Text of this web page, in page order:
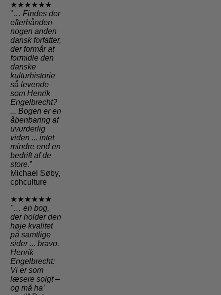
★★★★★★
”… Findes der
efterhånden
nogen anden
dansk forfatter,
der formår at
formidle den
danske
kulturhistorie
så levende
som Henrik
Engelbrecht?
... Bogen er en
åbenbaring af
uvurderlig
viden ... intet
mindre end en
bedrift af de
store.”
Michael Søby,
cphculture
★★★★★★
"… en bog,
der holder den
høje kvalitet
på samtlige
sider ... bravo,
Henrik
Engelbrecht:
Vi er som
læsere solgt –
og må ha’